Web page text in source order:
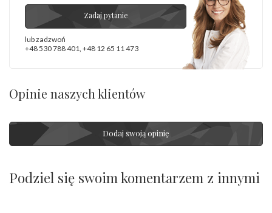
Zadaj pytanie
lub zadzwoń
+48 530 788 401 +48 12 65 11 473
Opinie naszych klientów
Dodaj swoją opinię
Podziel się swoim komentarzem z innymi